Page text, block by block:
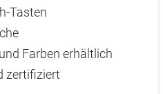
Tasten
Farben erhältlich
zertifiziert